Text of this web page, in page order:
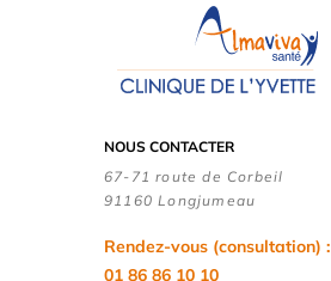
NOUS CONTACTER
67-71 route de Corbeil
91160 Longjumeau
Rendez-vous (consultation) :
01 86 86 10 10